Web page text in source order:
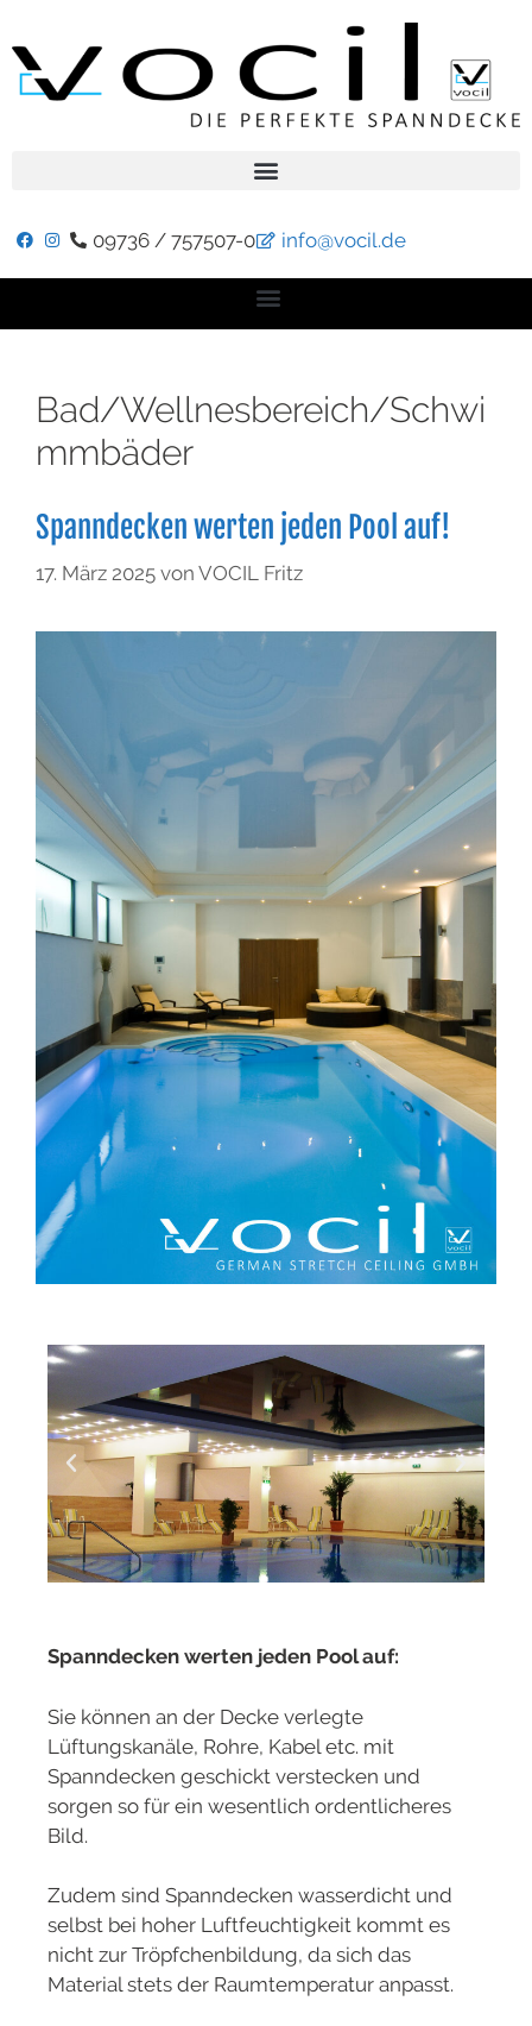
09736 / 757507-0 info@vocil.de
Bad/Wellnesbereich/Schwi
mmbäder
Spanndecken werten jeden Pool auf!
17. März 2025 von VOCIL Fritz
Spanndecken werten jeden Pool auf:
Sie können an der Decke verlegte
Lüftungskanäle, Rohre, Kabel etc. mit
Spanndecken geschickt verstecken und
sorgen so für ein wesentlich ordentlicheres
Bild.
Zudem sind Spanndecken wasserdicht und
selbst bei hoher Luftfeuchtigkeit kommt es
nicht zur Tröpfchenbildung, da sich das
Material stets der Raumtemperatur anpasst.